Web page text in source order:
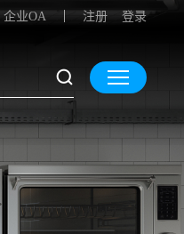
企业OA 注册 登录